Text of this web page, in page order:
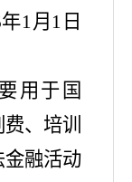
1月1日
用于国
、培训
金融活动